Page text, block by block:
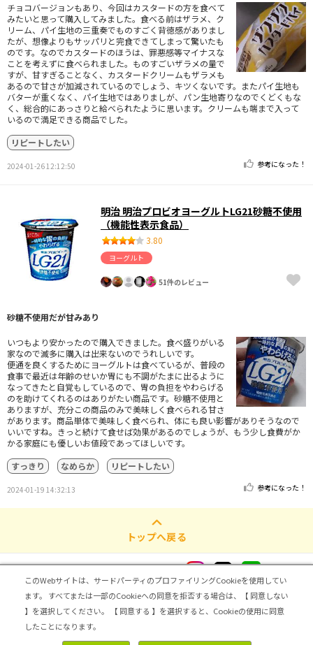
チョコバージョンもあり、今回はカスタードの方を食べて
みたいと思って購入してみました。食べる前はザラメ、ク
リーム、パイ生地の三重奏でものすごく背徳感がありまし
たが、想像よりもサッパリと完食できてしまって驚いたも
のです。なのでカスタードのほうは、罪悪感等マイナスな
ことを考えずに食べられました。ものすごいザラメの量で
すが、甘すぎることなく、カスタードクリームもザラメも
あるので甘さが加減されているのでしょう、キツくないです。またパイ生地も
バターが重くなく、パイ生地ではありましが、パン生地寄りなのでくどくもな
く、総合的にあっさりと給べられたように思います。クリームも端まで入って
いるので満足できる商品でした。
リピートしたい
2024-01-26 12:12:50 参考になった！
明治 明治プロビオヨーグルトLG21砂糖不使用
（機能性表示食品）
3.80
ヨーグルト
51件のレビュー
砂糖不使用だが甘みあり
いつもより安かったので購入できました。食べ盛りがいる
家なので滅多に購入は出来ないのでうれしいです。
便通を良くするためにヨーグルトは食べているが、普段の
食事で最近は年齢のせいか胃にも不調がたまに出るように
なってきたと自覚もしているので、胃の負担をやわらげる
のを助けてくれるのはありがたい商品です。砂糖不使用と
ありますが、充分この商品のみで美味しく食べられる甘さ
があります。商品単体で美味しく食べられ、体にも良い影響がありそうなので
いいですね。きっと続けて食せば効果があるのでしょうが、もう少し食費がか
かる家庭にも優しいお値段であってほしいです。
すっきり
なめらか リピートしたい
2024-01-19 14:32:13 参考になった！
トップへ戻る
ログイン・新規登録
このWebサイトは、サードパーティのプロファイリングCookieを使用してい
ます。
すべてまたは一部のCookieへの同意を拒否する場合は、【 同意しない
】を選択してください。
【 同意する 】を選択すると、Cookieの使用に同意
したことになります。